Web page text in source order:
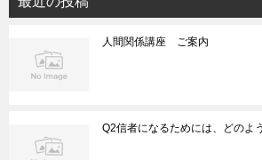
人間関係講座 ご案内
Q2信者になるためには、どのよ